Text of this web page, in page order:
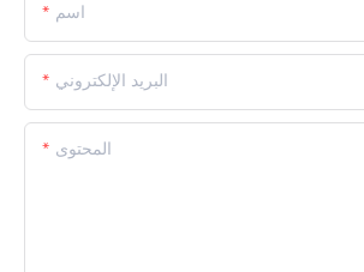
اسم
البريد الإلكتروني
المحتوى